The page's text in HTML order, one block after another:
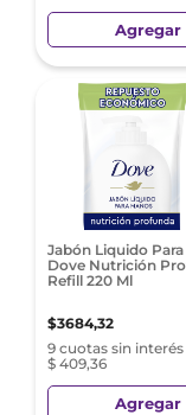
Agregar
Jabón Liquido
Dove Nutrición
Refill 220 Ml
$3684,32
9 cuotas sin interés
$ 409,36
Agregar